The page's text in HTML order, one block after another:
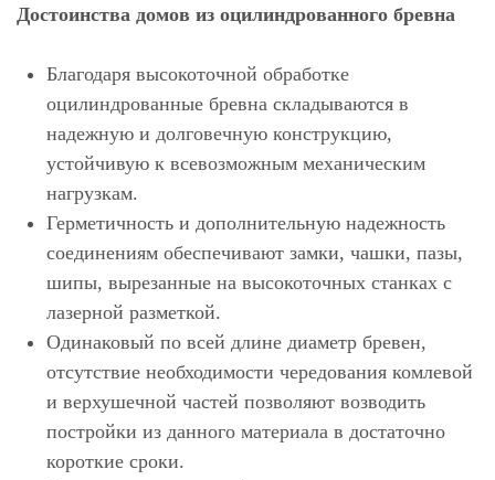
Достоинства домов из оцилиндрованного бревна
Благодаря высокоточной обработке
оцилиндрованные бревна складываются в
надежную и долговечную конструкцию,
устойчивую к всевозможным механическим
нагрузкам.
Герметичность и дополнительную надежность
соединениям обеспечивают замки, чашки, пазы,
шипы, вырезанные на высокоточных станках с
лазерной разметкой.
Одинаковый по всей длине диаметр бревен,
отсутствие необходимости чередования комлевой
и верхушечной частей позволяют возводить
постройки из данного материала в достаточно
короткие сроки.